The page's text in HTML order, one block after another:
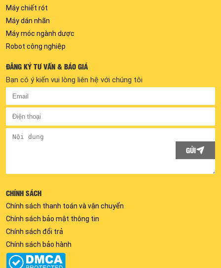
Máy chiết rót
Máy dán nhãn
Máy móc ngành dược
Robot công nghiệp
ĐĂNG KÝ TƯ VẤN & BÁO GIÁ
Bạn có ý kiến vui lòng liên hệ với chúng tôi
GỬI
CHÍNH SÁCH
Chính sách thanh toán và vận chuyển
Chính sách bảo mật thông tin
Chính sách đổi trả
Chính sách bảo hành